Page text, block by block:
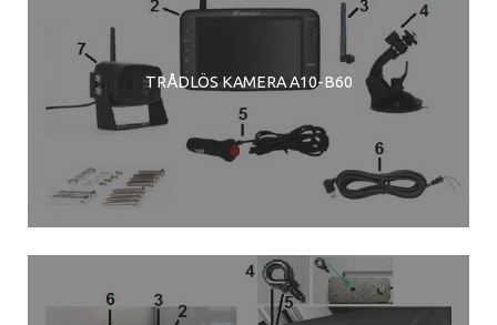
TRÅDLÖS KAMERA A10-B60